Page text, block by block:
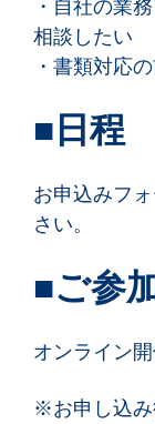
・自社の業
相談したい
・書類対応
■日程
お申込みフ
さい。
■ご参
オンライン
※お申し込み